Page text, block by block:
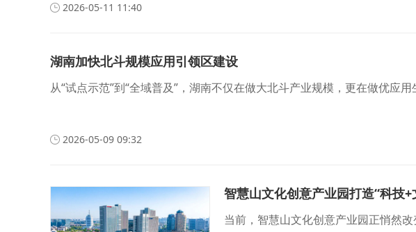
2026-05-11 11:40
湖南加快北斗规模应用引领区建设
从“试点示范”到“全域普及”，湖南不仅在做大北斗产业规模，更在做优应用
2026-05-09 09:32
智慧山文化创意产业园打造“科技
当前，智慧山文化创意产业园正悄然